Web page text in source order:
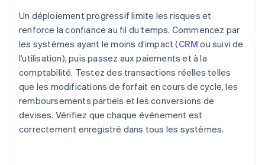
Un déploiement progressif limite les risques et
renforce la confiance au fil du temps. Commencez par
les systèmes ayant le moins d’impact (CRM ou suivi de
l’utilisation), puis passez aux paiements et à la
comptabilité. Testez des transactions réelles telles
que les modifications de forfait en cours de cycle, les
remboursements partiels et les conversions de
devises. Vérifiez que chaque événement est
correctement enregistré dans tous les systèmes.